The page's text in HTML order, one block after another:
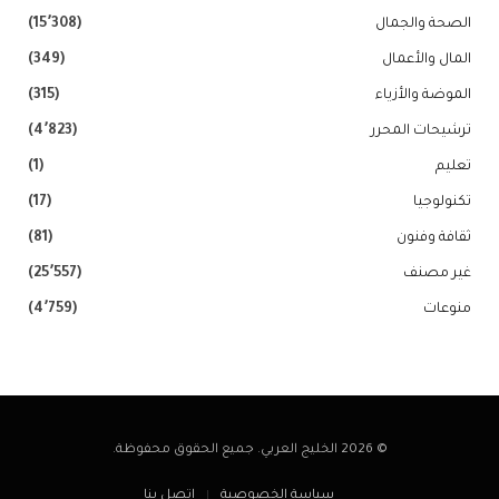
الصحة والجمال (15٬308)
المال والأعمال (349)
الموضة والأزياء (315)
ترشيحات المحرر (4٬823)
تعليم (1)
تكنولوجيا (17)
ثقافة وفنون (81)
غير مصنف (25٬557)
منوعات (4٬759)
© 2026 الخليج العربي. جميع الحقوق محفوظة.
سياسة الخصوصية اتصل بنا